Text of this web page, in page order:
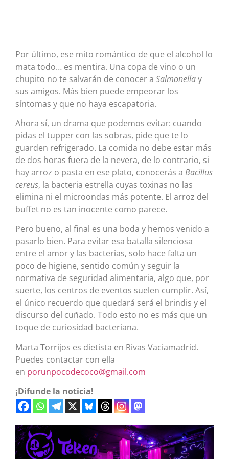
Por último, ese mito romántico de que el alcohol lo
mata todo… es mentira. Una copa de vino o un
chupito no te salvarán de conocer a Salmonellay
sus amigos. Más bien puede empeorar los
síntomas y que no haya escapatoria.
Ahora sí, un drama que podemos evitar: cuando
pidas el tupper con las sobras, pide que te lo
guarden refrigerado. La comida no debe estar más
de dos horas fuera de la nevera, de lo contrario, si
hay arroz o pasta en ese plato, conocerás a Bacillus
cereus, la bacteria estrella cuyas toxinas no las
elimina ni el microondas más potente. El arroz del
buffet no es tan inocente como parece.
Pero bueno, al final es una boda y hemos venido a
pasarlo bien. Para evitar esa batalla silenciosa
entre el amor y las bacterias, solo hace falta un
poco de higiene, sentido común y seguir la
normativa de seguridad alimentaria, algo que, por
suerte, los centros de eventos suelen cumplir. Así,
el único recuerdo que quedará será el brindis y el
discurso del cuñado. Todo esto no es más que un
toque de curiosidad bacteriana.
Marta Torrijos es dietista en Rivas Vaciamadrid.
Puedes contactar con ella
en porunpocodecoco@gmail.com
¡Difunde la noticia!